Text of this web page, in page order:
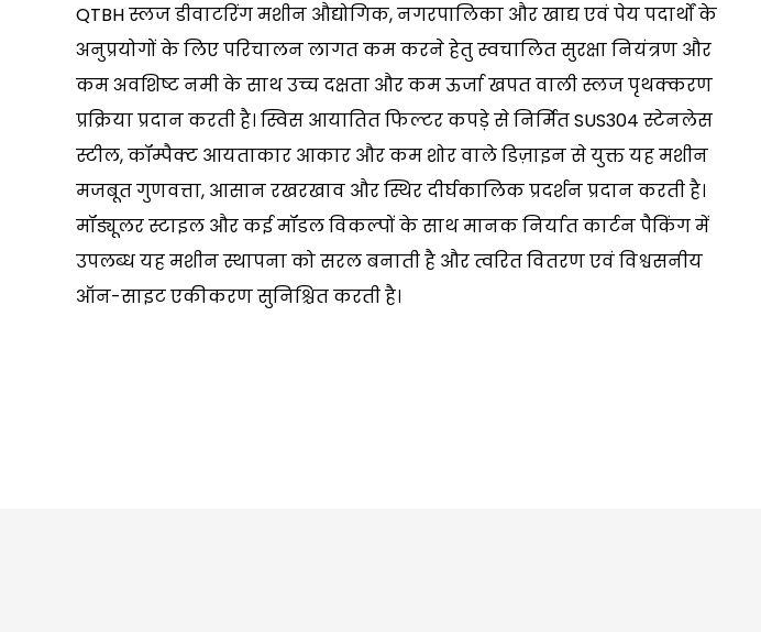
QTBH स्लज डीवाटरिंग मशीन औद्योगिक, नगरपालिका और खाद्य एवं पेय पदार्थों के
अनुप्रयोगों के लिए परिचालन लागत कम करने हेतु स्वचालित सुरक्षा नियंत्रण और
कम अवशिष्ट नमी के साथ उच्च दक्षता और कम ऊर्जा खपत वाली स्लज पृथक्करण
प्रक्रिया प्रदान करती है। स्विस आयातित फिल्टर कपड़े से निर्मित SUS304 स्टेनलेस
स्टील, कॉम्पैक्ट आयताकार आकार और कम शोर वाले डिज़ाइन से युक्त यह मशीन
मजबूत गुणवत्ता, आसान रखरखाव और स्थिर दीर्घकालिक प्रदर्शन प्रदान करती है।
मॉड्यूलर स्टाइल और कई मॉडल विकल्पों के साथ मानक निर्यात कार्टन पैकिंग में
उपलब्ध यह मशीन स्थापना को सरल बनाती है और त्वरित वितरण एवं विश्वसनीय
ऑन-साइट एकीकरण सुनिश्चित करती है।